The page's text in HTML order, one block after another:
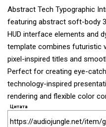
Abstract Tech Typographic
featuring abstract soft-body
HUD interface elements and
template combines futuristic
pixel-inspired titles and
Perfect for creating eye-
technology-inspired
rendering and flexible color
Цитата
https://audiojungle.net/item/